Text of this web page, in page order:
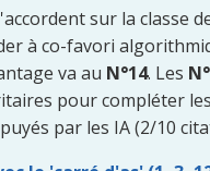
sur la classe
à co-favori
va au N°14. Les
pour compléter
par les IA (2/10